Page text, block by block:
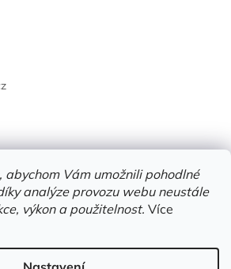
abychom Vám umožnili pohodlné
analýze provozu webu neustále
výkon a použitelnost. Více